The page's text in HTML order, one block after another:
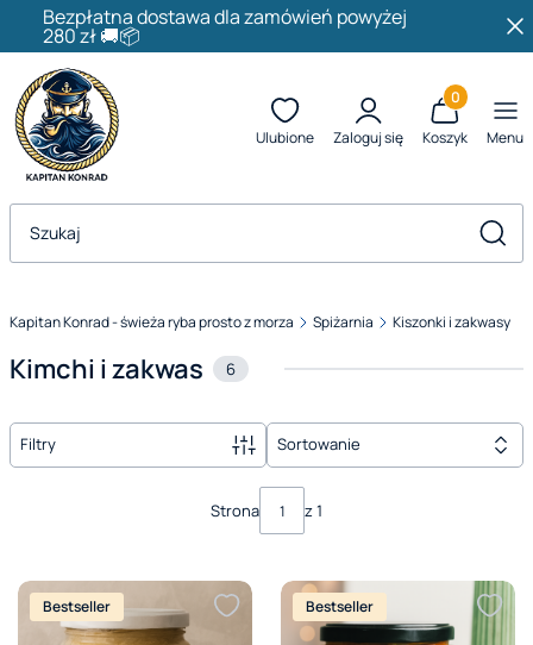
Bezpłatna dostawa dla zamówień powyżej
280 zł 🚚📦
Ulubione Zaloguj się
Produkty w
Koszyk Menu
Otwórz wyszukiwarkę
Kapitan Konrad - świeża ryba prosto z morza Spiżarnia Kiszonki i zakwasy
Kimchi i zakwas 6
Filtry Sortowanie
Strona z 1
Bestseller Bestseller